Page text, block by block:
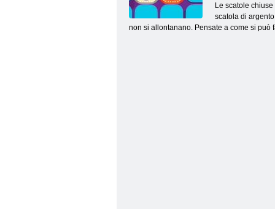
Le scatole
scatola di
non si allontanano. Pensate a come si